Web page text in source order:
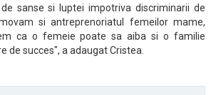
sanse si luptei impotriva discriminarii de
si antreprenoriatul femeilor mame,
ca o femeie poate sa aiba si o familie
de succes", a adaugat Cristea.